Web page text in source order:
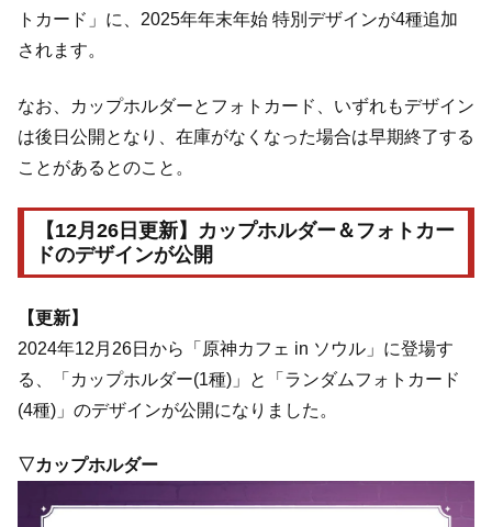
トカード」に、2025年年末年始 特別デザインが4種追加
されます。
なお、カップホルダーとフォトカード、いずれもデザイン
は後日公開となり、在庫がなくなった場合は早期終了する
ことがあるとのこと。
【12月26日更新】カップホルダー＆フォトカー
ドのデザインが公開
【更新】
2024年12月26日から「原神カフェ in ソウル」に登場す
る、「カップホルダー(1種)」と「ランダムフォトカード
(4種)」のデザインが公開になりました。
▽カップホルダー